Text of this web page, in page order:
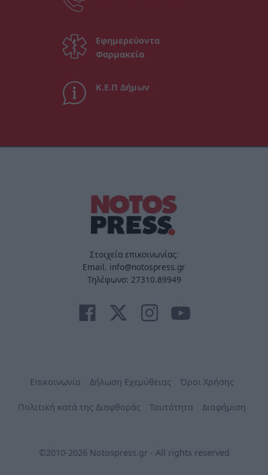
Εφημερεύοντα
Φαρμακεία
Κ.Ε.Π Δήμων
Στοιχεία επικοινωνίας:
Email. info@notospress.gr
Τηλέφωνο: 27310.89949
Επικοινωνία Δήλωση Εχεμύθειας Όροι Χρήσης
Πολιτική κατά της Διαφθοράς Ταυτότητα Διαφήμιση
©2010-2026 Notospress.gr - All rights reserved